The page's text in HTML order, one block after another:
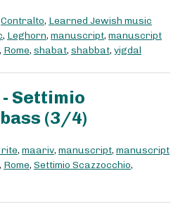
Contralto, Learned Jewish music
, Leghorn, manuscript, manuscript
, Rome, shabat, shabbat, yigdal
Settimio
(3/4)
, maariv, manuscript, manuscript
, Rome, Settimio Scazzocchio,